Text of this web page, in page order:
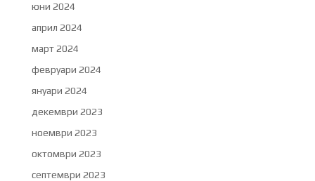
юни 2024
април 2024
март 2024
февруари 2024
януари 2024
декември 2023
ноември 2023
октомври 2023
септември 2023